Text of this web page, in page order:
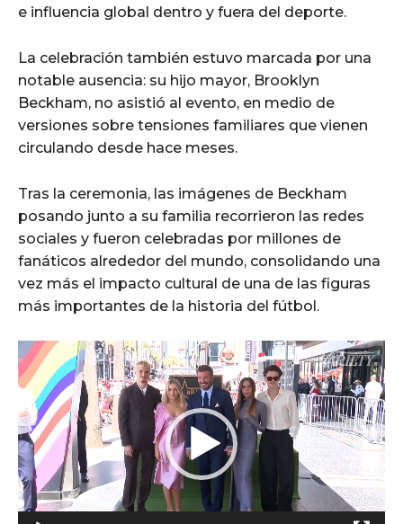
e influencia global dentro y fuera del deporte.
La celebración también estuvo marcada por una
notable ausencia: su hijo mayor, Brooklyn
Beckham, no asistió al evento, en medio de
versiones sobre tensiones familiares que vienen
circulando desde hace meses.
Tras la ceremonia, las imágenes de Beckham
posando junto a su familia recorrieron las redes
sociales y fueron celebradas por millones de
fanáticos alrededor del mundo, consolidando una
vez más el impacto cultural de una de las figuras
más importantes de la historia del fútbol.
R
e
r
o
d
u
c